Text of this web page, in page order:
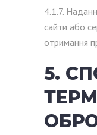
4.1.7.
сайти або
отримання
5.